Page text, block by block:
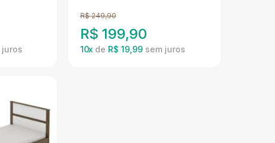
R$ 249,90
R$ 199,90
10x de R$ 19,99